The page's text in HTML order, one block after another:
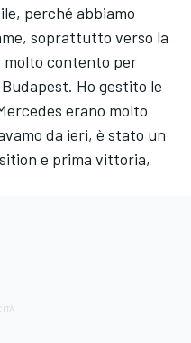
perché abbiamo
soprattutto verso la
molto contento per
Ho gestito le
erano molto
da ieri, è stato un
e prima vittoria,